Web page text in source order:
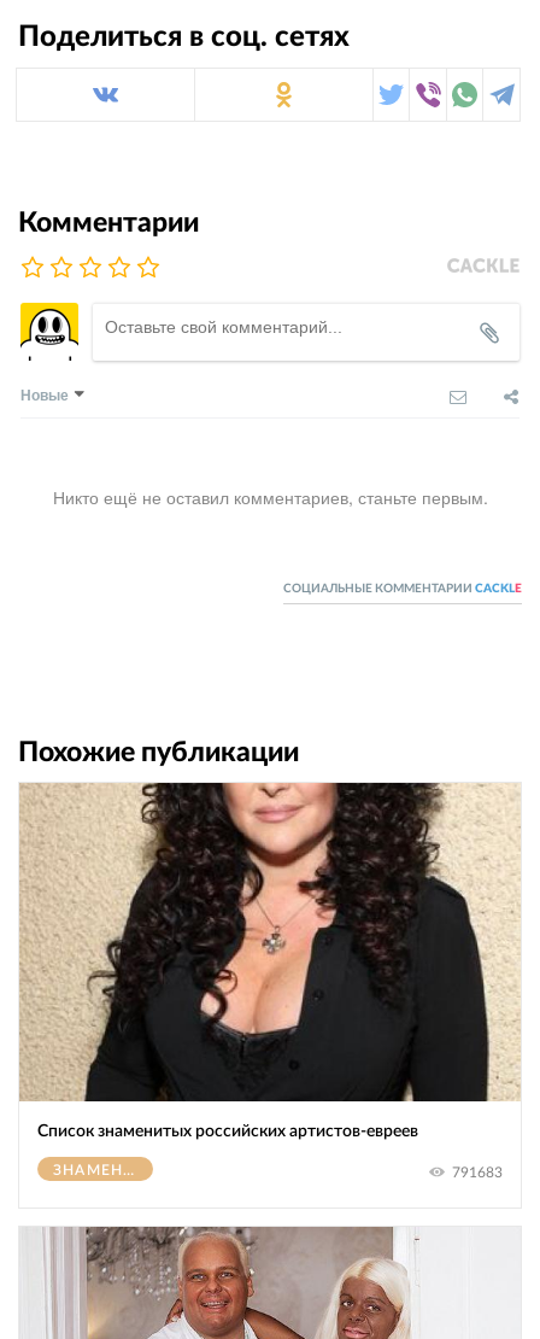
Поделиться в соц. сетях
Комментарии
Новые
Никто ещё не оставил комментариев, станьте первым.
СОЦИАЛЬНЫЕ КОММЕНТАРИИ CACKL E
Похожие публикации
Список знаменитых российских артистов-евреев
ЗНАМЕНИТОСТИ 791683